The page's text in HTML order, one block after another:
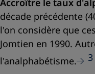
Accroître le taux
décade précédente
l'on considère que
Jomtien en 1990.
l'analphabétisme.
3